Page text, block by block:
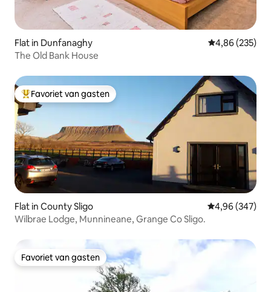
Flat in Dunfanaghy Gemiddelde
4,86 (235)
The Old Bank House
Topfavoriet van gasten
Favoriet van gasten
Flat in County Sligo Gemiddelde
4,96 (347)
Wilbrae Lodge, Munnineane, Grange Co Sligo.
Favoriet van gasten
Favoriet van gasten